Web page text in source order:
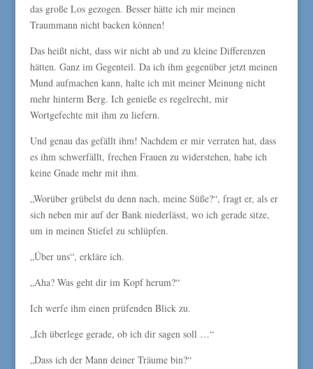
das große Los gezogen. Besser hätte ich mir meinen
Traummann nicht backen können!
Das heißt nicht, dass wir nicht ab und zu kleine Differenzen
hätten. Ganz im Gegenteil. Da ich ihm gegenüber jetzt meinen
Mund aufmachen kann, halte ich mit meiner Meinung nicht
mehr hinterm Berg. Ich genieße es regelrecht, mir
Wortgefechte mit ihm zu liefern.
Und genau das gefällt ihm! Nachdem er mir verraten hat, dass
es ihm schwerfällt, frechen Frauen zu widerstehen, habe ich
keine Gnade mehr mit ihm.
„Worüber grübelst du denn nach, meine Süße?“, fragt er, als er
sich neben mir auf der Bank niederlässt, wo ich gerade sitze,
um in meinen Stiefel zu schlüpfen.
„Über uns“, erkläre ich.
„Aha? Was geht dir im Kopf herum?“
Ich werfe ihm einen prüfenden Blick zu.
„Ich überlege gerade, ob ich dir sagen soll …“
„Dass ich der Mann deiner Träume bin?“